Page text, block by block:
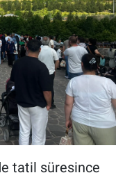
tatil süresince